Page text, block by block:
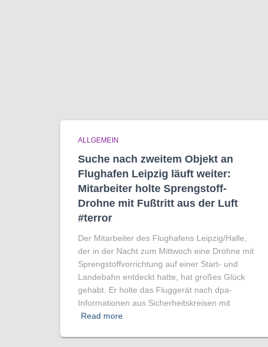
ALLGEMEIN
Suche nach zweitem Objekt an
Flughafen Leipzig läuft weiter:
Mitarbeiter holte Sprengstoff-
Drohne mit Fußtritt aus der Luft
#terror
Der Mitarbeiter des Flughafens Leipzig/Halle,
der in der Nacht zum Mittwoch eine Drohne mit
Sprengstoffvorrichtung auf einer Start- und
Landebahn entdeckt hatte, hat großes Glück
gehabt. Er holte das Fluggerät nach dpa-
Informationen aus Sicherheitskreisen mit
Read more